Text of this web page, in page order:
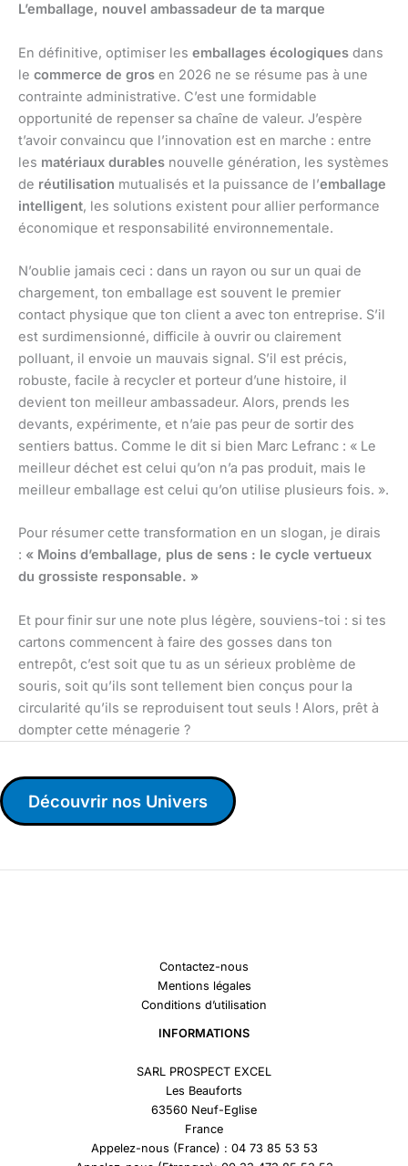
L’emballage, nouvel ambassadeur de ta marque
En définitive, optimiser les emballages écologiques dans
le commerce de gros en 2026 ne se résume pas à une
contrainte administrative. C’est une formidable
opportunité de repenser sa chaîne de valeur. J’espère
t’avoir convaincu que l’innovation est en marche : entre
les matériaux durables nouvelle génération, les systèmes
de réutilisation mutualisés et la puissance de l’emballage
intelligent, les solutions existent pour allier performance
économique et responsabilité environnementale.
N’oublie jamais ceci : dans un rayon ou sur un quai de
chargement, ton emballage est souvent le premier
contact physique que ton client a avec ton entreprise. S’il
est surdimensionné, difficile à ouvrir ou clairement
polluant, il envoie un mauvais signal. S’il est précis,
robuste, facile à recycler et porteur d’une histoire, il
devient ton meilleur ambassadeur. Alors, prends les
devants, expérimente, et n’aie pas peur de sortir des
sentiers battus. Comme le dit si bien Marc Lefranc : « Le
meilleur déchet est celui qu’on n’a pas produit, mais le
meilleur emballage est celui qu’on utilise plusieurs fois. ».
Pour résumer cette transformation en un slogan, je dirais
: « Moins d’emballage, plus de sens : le cycle vertueux
du grossiste responsable. »
Et pour finir sur une note plus légère, souviens-toi : si tes
cartons commencent à faire des gosses dans ton
entrepôt, c’est soit que tu as un sérieux problème de
souris, soit qu’ils sont tellement bien conçus pour la
circularité qu’ils se reproduisent tout seuls ! Alors, prêt à
dompter cette ménagerie ?
Découvrir nos Univers
Contactez-nous
Mentions légales
Conditions d’utilisation
INFORMATIONS
SARL PROSPECT EXCEL
Les Beauforts
63560 Neuf-Eglise
France
Appelez-nous (France) : 04 73 85 53 53